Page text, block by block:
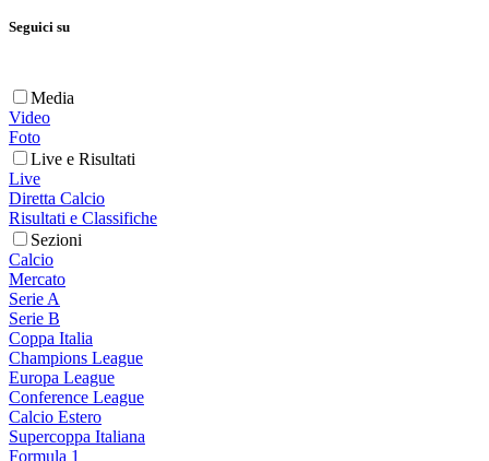
Seguici su
Media
Video
Foto
Live e Risultati
Live
Diretta Calcio
Risultati e Classifiche
Sezioni
Calcio
Mercato
Serie A
Serie B
Coppa Italia
Champions League
Europa League
Conference League
Calcio Estero
Supercoppa Italiana
Formula 1